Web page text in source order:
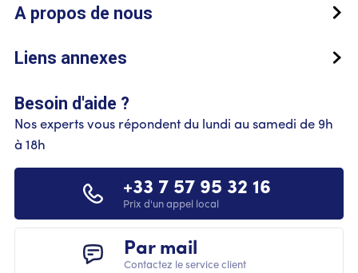
A propos de nous
Liens annexes
Besoin d'aide ?
Nos experts vous répondent du lundi au samedi de 9h
à 18h
+33 7 57 95 32 16
Prix d'un appel local
Par mail
Contactez le service client